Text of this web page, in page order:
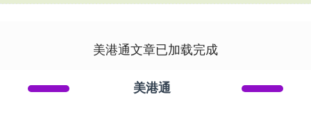
美港通文章已加载完成
美港通